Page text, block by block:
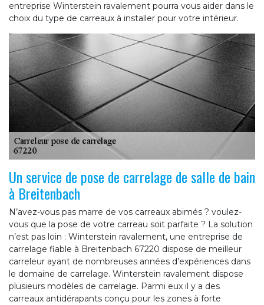
entreprise Winterstein ravalement pourra vous aider dans le
choix du type de carreaux à installer pour votre intérieur.
Un service de pose de carrelage de salle de bain
à Breitenbach
N’avez-vous pas marre de vos carreaux abimés ? voulez-
vous que la pose de votre carreau soit parfaite ? La solution
n’est pas loin : Winterstein ravalement, une entreprise de
carrelage fiable à Breitenbach 67220 dispose de meilleur
carreleur ayant de nombreuses années d’expériences dans
le domaine de carrelage. Winterstein ravalement dispose
plusieurs modèles de carrelage. Parmi eux il y a des
carreaux antidérapants conçu pour les zones à forte